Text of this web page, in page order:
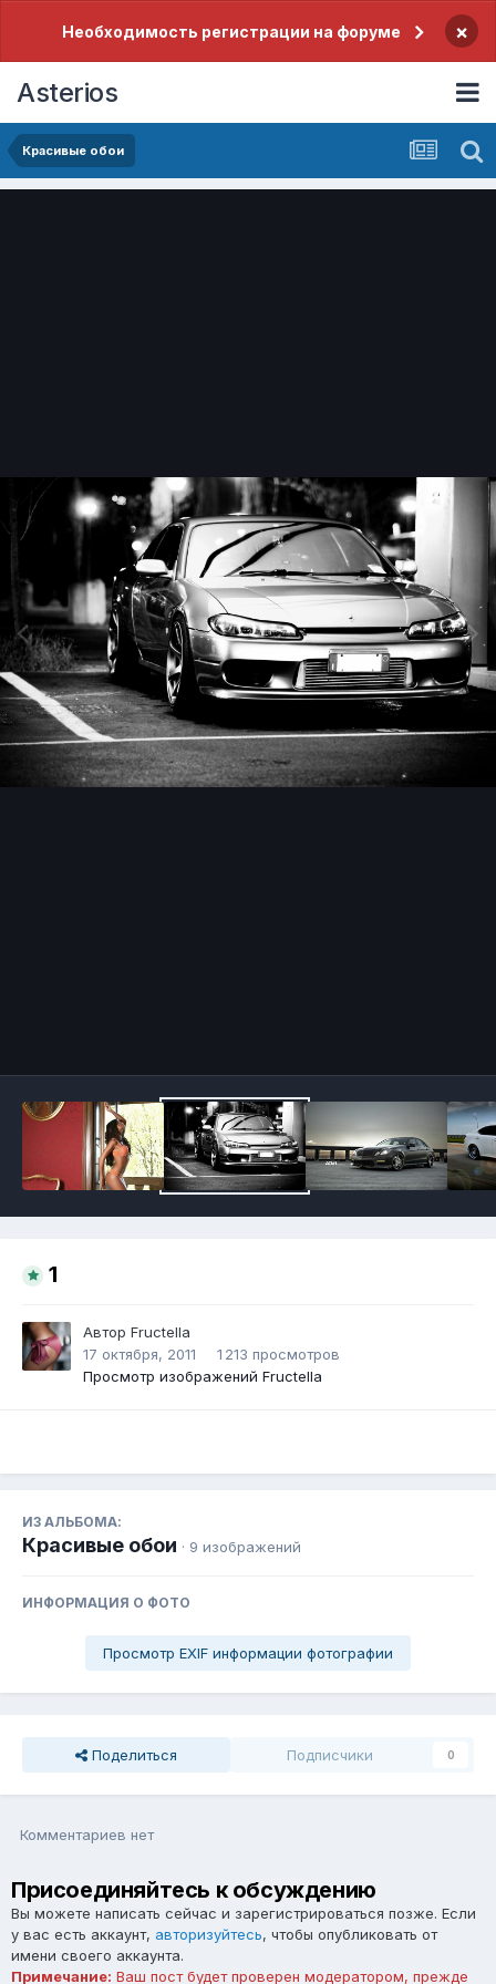
Необходимость регистрации на форуме ×
Asterios
Красивые обои
1
Автор Fructella
17 октября, 2011
1 213 просмотров
Просмотр изображений Fructella
ИЗ АЛЬБОМА:
Красивые обои · 9 изображений
ИНФОРМАЦИЯ О ФОТО
Просмотр EXIF информации фотографии
Поделиться Подписчики 0
Комментариев нет
Присоединяйтесь к обсуждению
Вы можете написать сейчас и зарегистрироваться позже. Если
у вас есть аккаунт, авторизуйтесь, чтобы опубликовать от
имени своего аккаунта.
Примечание: Ваш пост будет проверен модератором, прежде